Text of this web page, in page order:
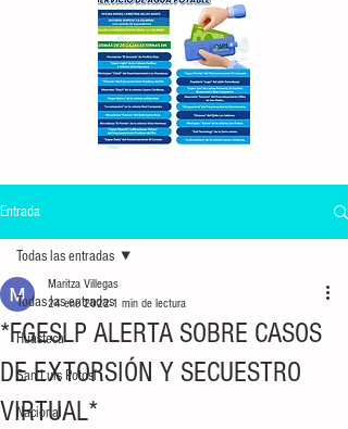
Entrada
Todas las entradas
Huasteca
San Luis Potosí
Nacional
Todas las entradas
*FGESLP ALERTA SOBRE CASOS
DE EXTORSIÓN Y SECUESTRO
VIRTUAL*
Maritza Villegas
24 ene 20221 min de lectura